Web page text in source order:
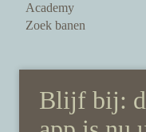
Academy
Zoek banen
Onze auteurs